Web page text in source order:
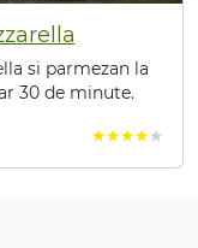
si parmezan la
30 de minute.
starstarstarstar star